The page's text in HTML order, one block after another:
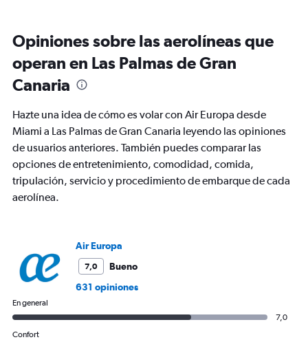
categories.
chart
has
axis
displaying
values.
Range:
to
1500.
Opiniones sobre las aerolíneas que
operan en Las Palmas de Gran
Canaria
Hazte una idea de cómo es volar con Air Europa desde
Miami a Las Palmas de Gran Canaria leyendo las opiniones
de usuarios anteriores. También puedes comparar las
opciones de entretenimiento, comodidad, comida,
tripulación, servicio y procedimiento de embarque de cada
aerolínea.
Air Europa
7,0
Bueno
631 opiniones
En general
7,0
Confort